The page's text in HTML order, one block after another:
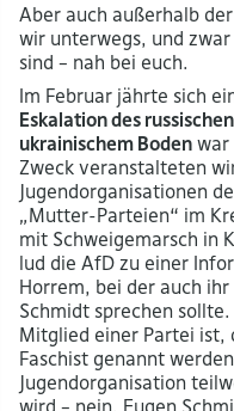
Aber auch außerhalb
wir unterwegs, und
sind – nah bei euch.
Im Februar jährte sich
Eskalation des
ukrainischem Boden war
Zweck veranstalteten
Jugendorganisationen
„Mutter-Parteien“ im
mit Schweigemarsch in
lud die AfD zu einer
Horrem, bei der auch
Schmidt sprechen
Mitglied einer Partei
Faschist genannt
Jugendorganisation
wird – nein. Eugen